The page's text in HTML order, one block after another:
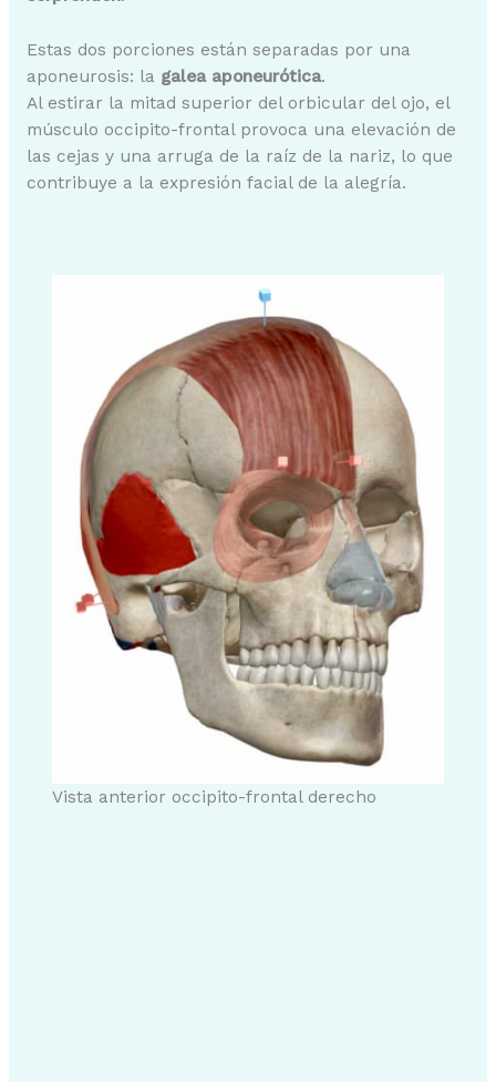
Estas dos porciones están separadas por una
aponeurosis: la galea aponeurótica.
Al estirar la mitad superior del orbicular del ojo, el
músculo occipito-frontal provoca una elevación de
las cejas y una arruga de la raíz de la nariz, lo que
contribuye a la expresión facial de la alegría.
Vista anterior occipito-frontal derecho